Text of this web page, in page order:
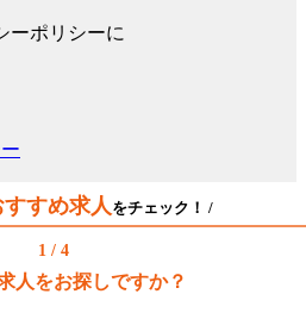
ーポリシーに
すすめ求人をチェック！ /
1 / 4
人をお探しですか？